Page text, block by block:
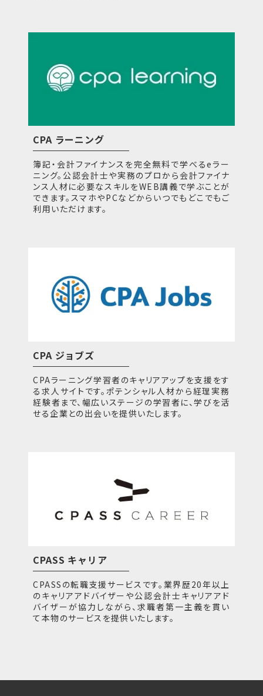
CPA ラーニング
簿記・会計ファイナンスを完全無料で学べるeラー
ニング。公認会計士や実務のプロから会計ファイナ
ンス人材に必要なスキルをWEB講義で学ぶことが
できます。スマホやPCなどからいつでもどこでもご
利用いただけます。
CPA ジョブズ
CPAラーニング学習者のキャリアアップを支援をす
る求人サイトです。ポテンシャル人材から経理実務
経験者まで、幅広いステージの学習者に、学びを活
せる企業との出会いを提供いたします。
CPASS キャリア
CPASSの転職支援サービスです。業界歴20年以上
のキャリアアドバイザーや公認会計士キャリアアド
バイザーが協力しながら、求職者第一主義を貫い
て本物のサービスを提供いたします。